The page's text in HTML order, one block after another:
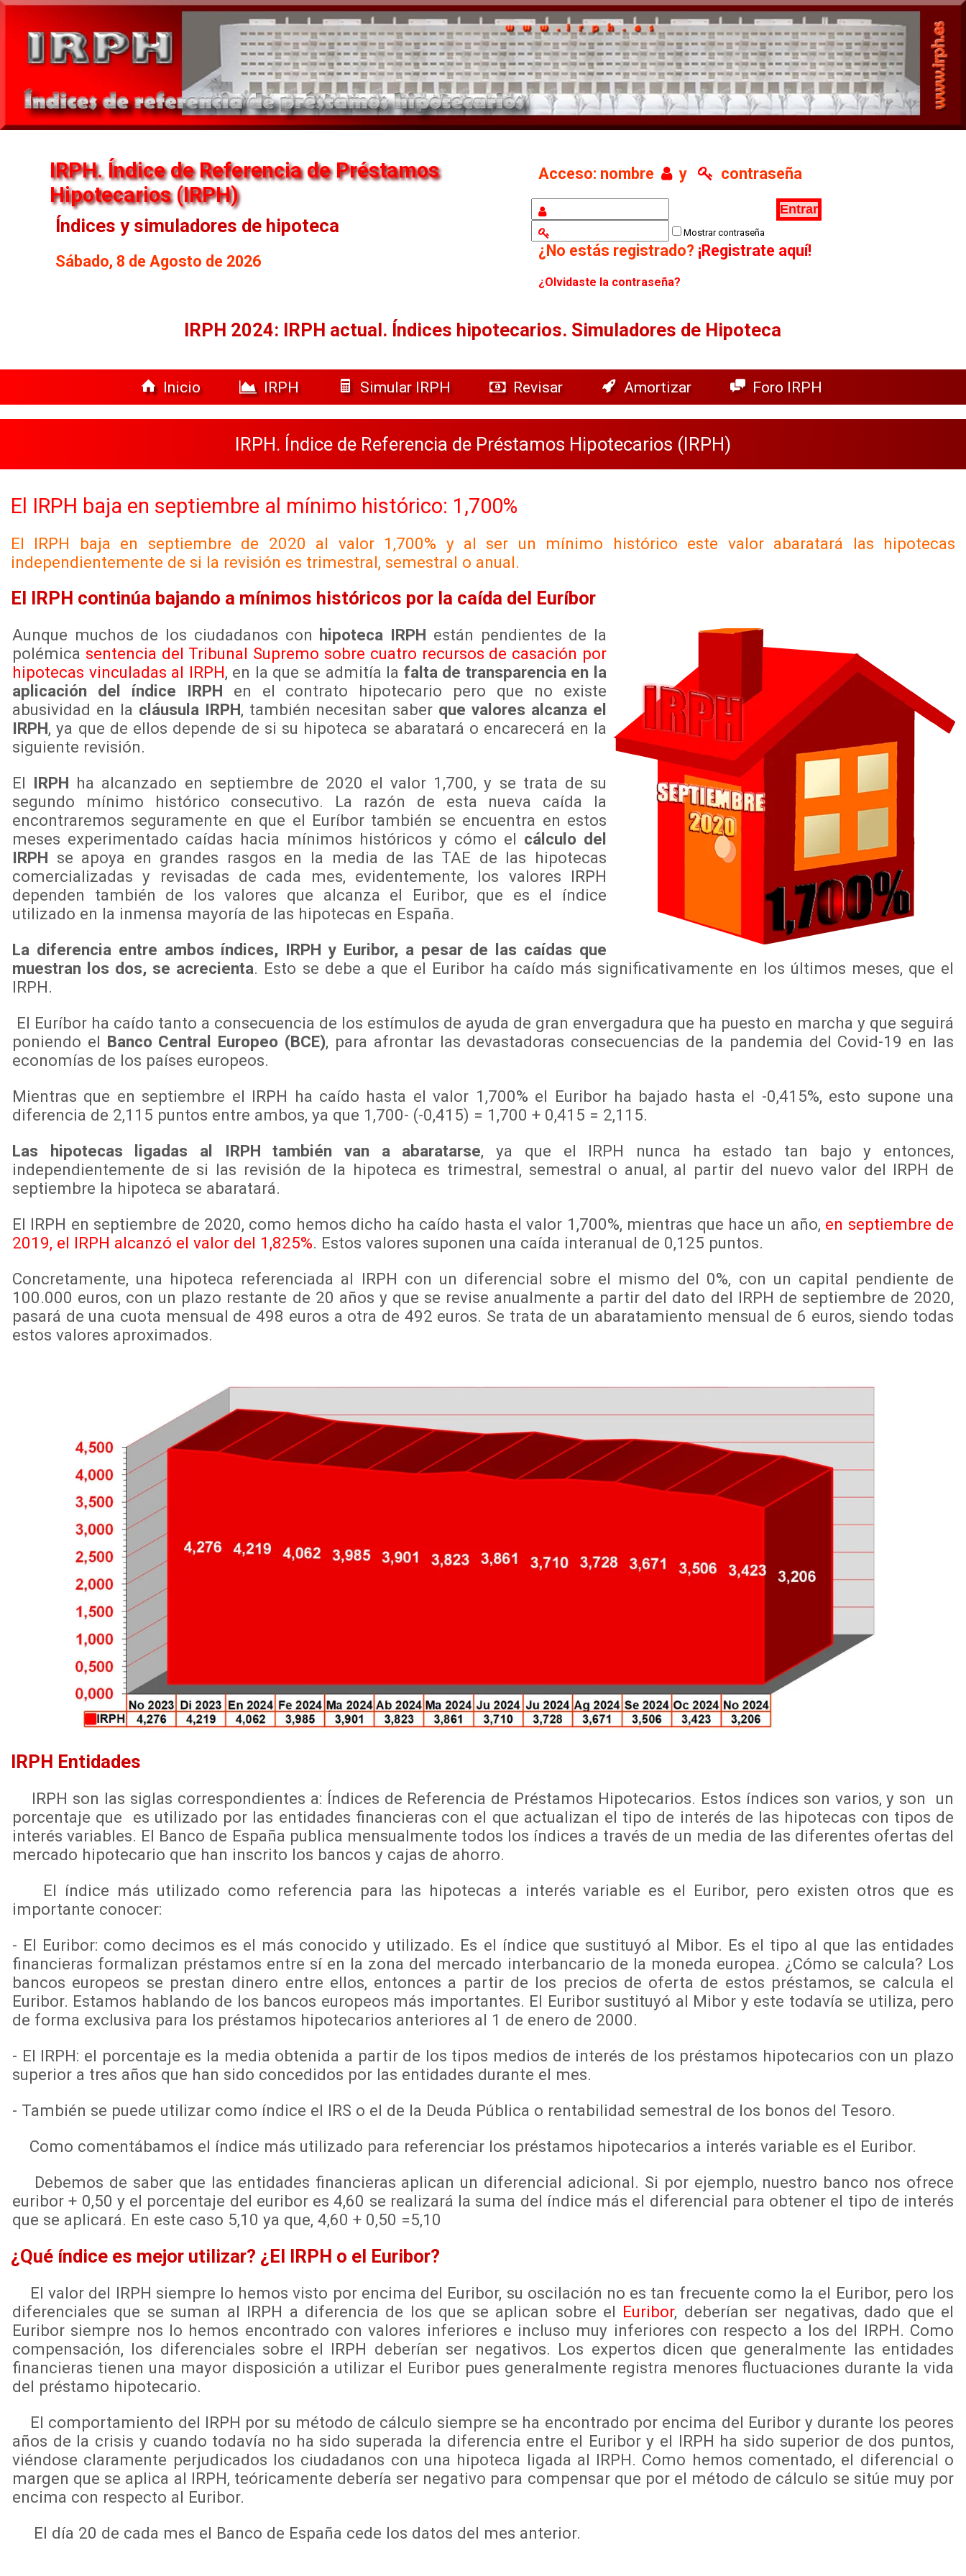
IRPH. Índice de Referencia de Préstamos
Hipotecarios (IRPH)
Índices y simuladores de hipoteca
Sábado, 8 de Agosto de 2026
Acceso: nombre y contraseña
Mostrar contraseña
¿No estás registrado? ¡Registrate aquí!
¿Olvidaste la contraseña?
IRPH 2024: IRPH actual. Índices hipotecarios. Simuladores de Hipoteca
Inicio IRPH Simular IRPH Revisar Amortizar Foro IRPH
IRPH. Índice de Referencia de Préstamos Hipotecarios (IRPH)
El IRPH baja en septiembre al mínimo histórico: 1,700%
El IRPH baja en septiembre de 2020 al valor 1,700% y al ser un mínimo histórico este valor abaratará las hipotecas
independientemente de si la revisión es trimestral, semestral o anual.
El IRPH continúa bajando a mínimos históricos por la caída del Euríbor
Aunque muchos de los ciudadanos con hipoteca IRPH están pendientes de la
polémica sentencia del Tribunal Supremo sobre cuatro recursos de casación por
hipotecas vinculadas al IRPH, en la que se admitía la falta de transparencia en la
aplicación del índice IRPH en el contrato hipotecario pero que no existe
abusividad en la cláusula IRPH, también necesitan saber que valores alcanza el
IRPH, ya que de ellos depende de si su hipoteca se abaratará o encarecerá en la
siguiente revisión.
El IRPH ha alcanzado en septiembre de 2020 el valor 1,700, y se trata de su
segundo mínimo histórico consecutivo. La razón de esta nueva caída la
encontraremos seguramente en que el Euríbor también se encuentra en estos
meses experimentado caídas hacia mínimos históricos y cómo el cálculo del
IRPH se apoya en grandes rasgos en la media de las TAE de las hipotecas
comercializadas y revisadas de cada mes, evidentemente, los valores IRPH
dependen también de los valores que alcanza el Euribor, que es el índice
utilizado en la inmensa mayoría de las hipotecas en España.
La diferencia entre ambos índices, IRPH y Euribor, a pesar de las caídas que
muestran los dos, se acrecienta. Esto se debe a que el Euribor ha caído más significativamente en los últimos meses, que el
IRPH.
El Euríbor ha caído tanto a consecuencia de los estímulos de ayuda de gran envergadura que ha puesto en marcha y que seguirá
poniendo el Banco Central Europeo (BCE), para afrontar las devastadoras consecuencias de la pandemia del Covid-19 en las
economías de los países europeos.
Mientras que en septiembre el IRPH ha caído hasta el valor 1,700% el Euribor ha bajado hasta el -0,415%, esto supone una
diferencia de 2,115 puntos entre ambos, ya que 1,700- (-0,415) = 1,700 + 0,415 = 2,115.
Las hipotecas ligadas al IRPH también van a abaratarse, ya que el IRPH nunca ha estado tan bajo y entonces,
independientemente de si las revisión de la hipoteca es trimestral, semestral o anual, al partir del nuevo valor del IRPH de
septiembre la hipoteca se abaratará.
El IRPH en septiembre de 2020, como hemos dicho ha caído hasta el valor 1,700%, mientras que hace un año, en septiembre de
2019, el IRPH alcanzó el valor del 1,825%. Estos valores suponen una caída interanual de 0,125 puntos.
Concretamente, una hipoteca referenciada al IRPH con un diferencial sobre el mismo del 0%, con un capital pendiente de
100.000 euros, con un plazo restante de 20 años y que se revise anualmente a partir del dato del IRPH de septiembre de 2020,
pasará de una cuota mensual de 498 euros a otra de 492 euros. Se trata de un abaratamiento mensual de 6 euros, siendo todas
estos valores aproximados.
IRPH Entidades
IRPH son las siglas correspondientes a: Índices de Referencia de Préstamos Hipotecarios. Estos índices son varios, y son un
porcentaje que es utilizado por las entidades financieras con el que actualizan el tipo de interés de las hipotecas con tipos de
interés variables. El Banco de España publica mensualmente todos los índices a través de un media de las diferentes ofertas del
mercado hipotecario que han inscrito los bancos y cajas de ahorro.
El índice más utilizado como referencia para las hipotecas a interés variable es el Euribor, pero existen otros que es
importante conocer:
- El Euribor: como decimos es el más conocido y utilizado. Es el índice que sustituyó al Mibor. Es el tipo al que las entidades
financieras formalizan préstamos entre sí en la zona del mercado interbancario de la moneda europea. ¿Cómo se calcula? Los
bancos europeos se prestan dinero entre ellos, entonces a partir de los precios de oferta de estos préstamos, se calcula el
Euribor. Estamos hablando de los bancos europeos más importantes. El Euribor sustituyó al Mibor y este todavía se utiliza, pero
de forma exclusiva para los préstamos hipotecarios anteriores al 1 de enero de 2000.
- El IRPH: el porcentaje es la media obtenida a partir de los tipos medios de interés de los préstamos hipotecarios con un plazo
superior a tres años que han sido concedidos por las entidades durante el mes.
- También se puede utilizar como índice el IRS o el de la Deuda Pública o rentabilidad semestral de los bonos del Tesoro.
Como comentábamos el índice más utilizado para referenciar los préstamos hipotecarios a interés variable es el Euribor.
Debemos de saber que las entidades financieras aplican un diferencial adicional. Si por ejemplo, nuestro banco nos ofrece
euribor + 0,50 y el porcentaje del euribor es 4,60 se realizará la suma del índice más el diferencial para obtener el tipo de interés
que se aplicará. En este caso 5,10 ya que, 4,60 + 0,50 =5,10
¿Qué índice es mejor utilizar? ¿El IRPH o el Euribor?
El valor del IRPH siempre lo hemos visto por encima del Euribor, su oscilación no es tan frecuente como la el Euribor, pero los
diferenciales que se suman al IRPH a diferencia de los que se aplican sobre el Euribor, deberían ser negativas, dado que el
Euribor siempre nos lo hemos encontrado con valores inferiores e incluso muy inferiores con respecto a los del IRPH. Como
compensación, los diferenciales sobre el IRPH deberían ser negativos. Los expertos dicen que generalmente las entidades
financieras tienen una mayor disposición a utilizar el Euribor pues generalmente registra menores fluctuaciones durante la vida
del préstamo hipotecario.
El comportamiento del IRPH por su método de cálculo siempre se ha encontrado por encima del Euribor y durante los peores
años de la crisis y cuando todavía no ha sido superada la diferencia entre el Euribor y el IRPH ha sido superior de dos puntos,
viéndose claramente perjudicados los ciudadanos con una hipoteca ligada al IRPH. Como hemos comentado, el diferencial o
margen que se aplica al IRPH, teóricamente debería ser negativo para compensar que por el método de cálculo se sitúe muy por
encima con respecto al Euribor.
El día 20 de cada mes el Banco de España cede los datos del mes anterior.